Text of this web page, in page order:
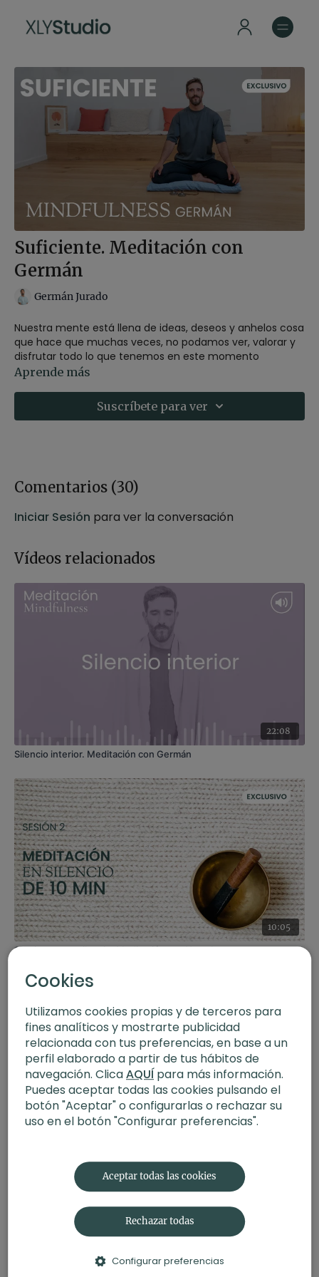
Suficiente. Meditación con
Germán
Germán Jurado
Nuestra mente está llena de ideas, deseos y anhelos cosa
que hace que muchas veces, no podamos ver, valorar y
disfrutar todo lo que tenemos en este momento
presente. Un momento presente pleno, lleno de vida y
: mindfulness
sobre un cojín. Para una mayor relajación también te
recomendamos usar una
que podrás encontrar en la tienda de Xuan Lan.
Aprende más
Suscríbete para ver
Comentarios (30)
Iniciar Sesión para ver la conversación
Vídeos relacionados
22:08
Silencio interior. Meditación con Germán
10:05
10 minutos en silencio. Meditación con Xuan Lan
Cookies
Utilizamos cookies propias y de terceros para
fines analíticos y mostrarte publicidad
relacionada con tus preferencias, en base a un
perfil elaborado a partir de tus hábitos de
navegación. ClicaAQUÍpara más información.
Puedes aceptar todas las cookies pulsando el
botón "Aceptar" o configurarlas o rechazar su
uso en el botón "Configurar preferencias".
Aceptar todas las cookies
Rechazar todas
Configurar preferencias